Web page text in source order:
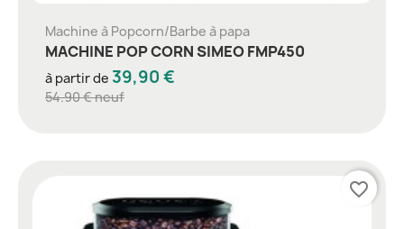
Machine à Popcorn/Barbe à papa
MACHINE POP CORN SIMEO FMP450
à partir de 39,90 €
54.90 € neuf
favorite_border